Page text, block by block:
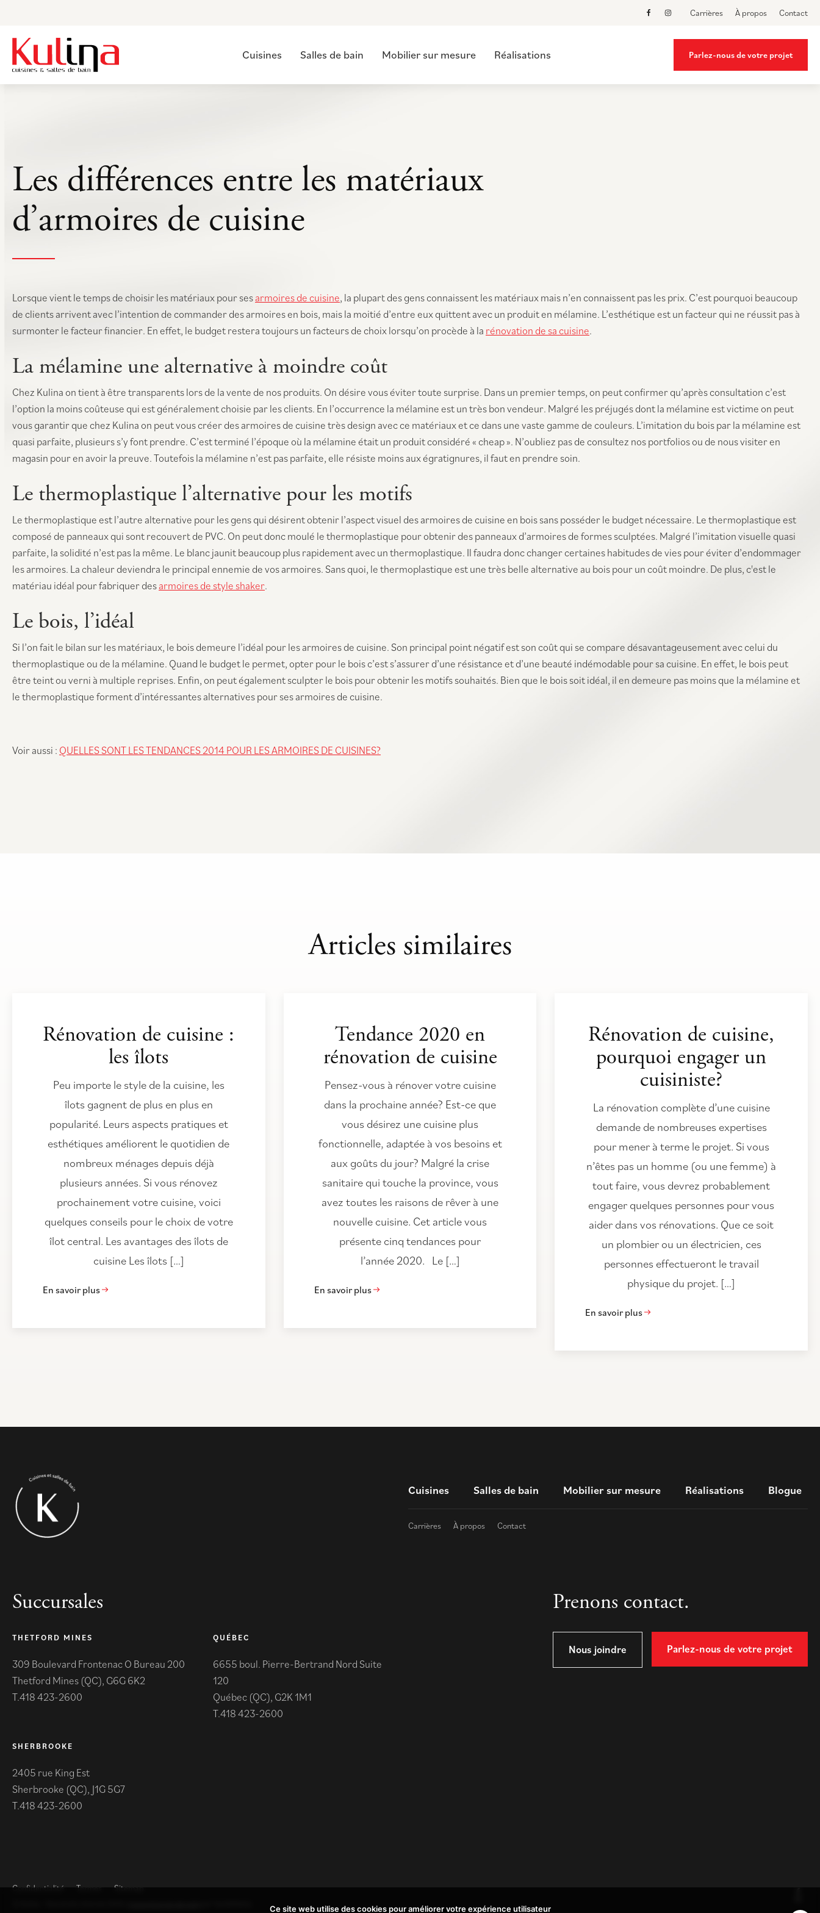
Carrières À propos Contact
Cuisines Salles de bain Mobilier sur mesure Réalisations Parlez-nous de votre projet
Les différences entre les matériaux
d’armoires de cuisine
Lorsque vient le temps de choisir les matériaux pour sesarmoires de cuisine, la plupart des gens connaissent les matériaux mais n’en connaissent pas les prix. C’est pourquoi beaucoup
de clients arrivent avec l’intention de commander des armoires en bois, mais la moitié d’entre eux quittent avec un produit en mélamine. L’esthétique est un facteur qui ne réussit pas à
surmonter le facteur financier. En effet, le budget restera toujours un facteurs de choix lorsqu’on procède à la rénovation de sa cuisine.
La mélamine une alternative à moindre coût
Chez Kulina on tient à être transparents lors de la vente de nos produits. On désire vous éviter toute surprise. Dans un premier temps, on peut confirmer qu’après consultation c’est
l’option la moins coûteuse qui est généralement choisie par les clients. En l’occurrence la mélamine est un très bon vendeur. Malgré les préjugés dont la mélamine est victime on peut
vous garantir que chez Kulina on peut vous créer des armoires de cuisine très design avec ce matériaux et ce dans une vaste gamme de couleurs. L’imitation du bois par la mélamine est
quasi parfaite, plusieurs s’y font prendre. C’est terminé l’époque où la mélamine était un produit considéré « cheap ». N’oubliez pas de consultez nos portfolios ou de nous visiter en
magasin pour en avoir la preuve. Toutefois la mélamine n’est pas parfaite, elle résiste moins aux égratignures, il faut en prendre soin.
Le thermoplastique l’alternative pour les motifs
Le thermoplastique est l’autre alternative pour les gens qui désirent obtenir l’aspect visuel des armoires de cuisine en bois sans posséder le budget nécessaire. Le thermoplastique est
composé de panneaux qui sont recouvert de PVC. On peut donc moulé le thermoplastique pour obtenir des panneaux d’armoires de formes sculptées. Malgré l’imitation visuelle quasi
parfaite, la solidité n’est pas la même. Le blanc jaunit beaucoup plus rapidement avec un thermoplastique. Il faudra donc changer certaines habitudes de vies pour éviter d’endommager
les armoires. La chaleur deviendra le principal ennemie de vos armoires. Sans quoi, le thermoplastique est une très belle alternative au bois pour un coût moindre. De plus, c'est le
matériau idéal pour fabriquer desarmoires de style shaker.
Le bois, l’idéal
Si l’on fait le bilan sur les matériaux, le bois demeure l’idéal pour les armoires de cuisine. Son principal point négatif est son coût qui se compare désavantageusement avec celui du
thermoplastique ou de la mélamine. Quand le budget le permet, opter pour le bois c’est s’assurer d’une résistance et d’une beauté indémodable pour sa cuisine. En effet, le bois peut
être teint ou verni à multiple reprises. Enfin, on peut également sculpter le bois pour obtenir les motifs souhaités. Bien que le bois soit idéal, il en demeure pas moins que la mélamine et
le thermoplastique forment d’intéressantes alternatives pour ses armoires de cuisine.
Voir aussi : QUELLES SONT LES TENDANCES 2014 POUR LES ARMOIRES DE CUISINES?
Articles similaires
Rénovation de cuisine :
les îlots
Peu importe le style de la cuisine, les
îlots gagnent de plus en plus en
popularité. Leurs aspects pratiques et
esthétiques améliorent le quotidien de
nombreux ménages depuis déjà
plusieurs années. Si vous rénovez
prochainement votre cuisine, voici
quelques conseils pour le choix de votre
îlot central. Les avantages des îlots de
cuisine Les îlots […]
En savoir plus
Tendance 2020 en
rénovation de cuisine
Pensez-vous à rénover votre cuisine
dans la prochaine année? Est-ce que
vous désirez une cuisine plus
fonctionnelle, adaptée à vos besoins et
aux goûts du jour? Malgré la crise
sanitaire qui touche la province, vous
avez toutes les raisons de rêver à une
nouvelle cuisine. Cet article vous
présente cinq tendances pour
l’année 2020. Le […]
En savoir plus
Rénovation de cuisine,
pourquoi engager un
cuisiniste?
La rénovation complète d’une cuisine
demande de nombreuses expertises
pour mener à terme le projet. Si vous
n’êtes pas un homme (ou une femme) à
tout faire, vous devrez probablement
engager quelques personnes pour vous
aider dans vos rénovations. Que ce soit
un plombier ou un électricien, ces
personnes effectueront le travail
physique du projet. […]
En savoir plus
Cuisines Salles de bain Mobilier sur mesure Réalisations Blogue
Carrières À propos Contact
Succursales
THETFORD MINES
309 Boulevard Frontenac O Bureau 200
Thetford Mines (QC), G6G 6K2
418 423-2600
QUÉBEC
6655 boul. Pierre-Bertrand Nord Suite
120
Québec (QC), G2K 1M1
418 423-2600
SHERBROOKE
2405 rue King Est
Sherbrooke (QC), J1G 5G7
418 423-2600
Prenons contact.
Nous joindre Parlez-nous de votre projet
Confidentialité Termes Sitemap
Ce site web utilise des cookies pour améliorer votre expérience utilisateur